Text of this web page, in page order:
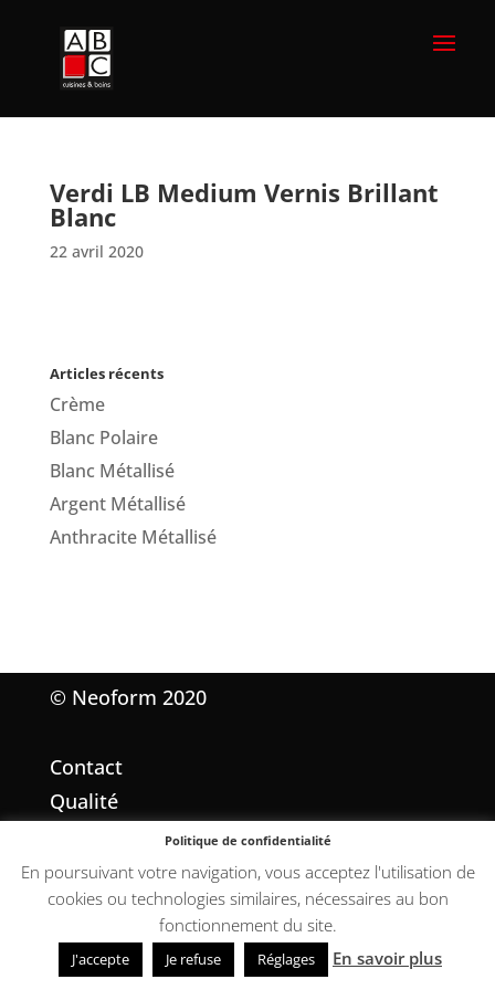
Verdi LB Medium Vernis Brillant
Blanc
22 avril 2020
Articles récents
Crème
Blanc Polaire
Blanc Métallisé
Argent Métallisé
Anthracite Métallisé
© Neoform 2020
Contact
Qualité
Mentions légales
Conditions Générales de Vente
Politique de confidentialité
En poursuivant votre navigation, vous acceptez l'utilisation de
cookies ou technologies similaires, nécessaires au bon
fonctionnement du site.
J'accepte Je refuse Réglages En savoir plus